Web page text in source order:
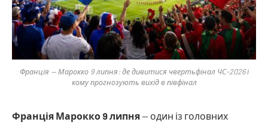
Франція — Марокко 9 липня: де дивитися чвертьфінал ЧС-2026 і
кому прогнозують вихід в півфінал
Франція Марокко 9 липня— один із головних